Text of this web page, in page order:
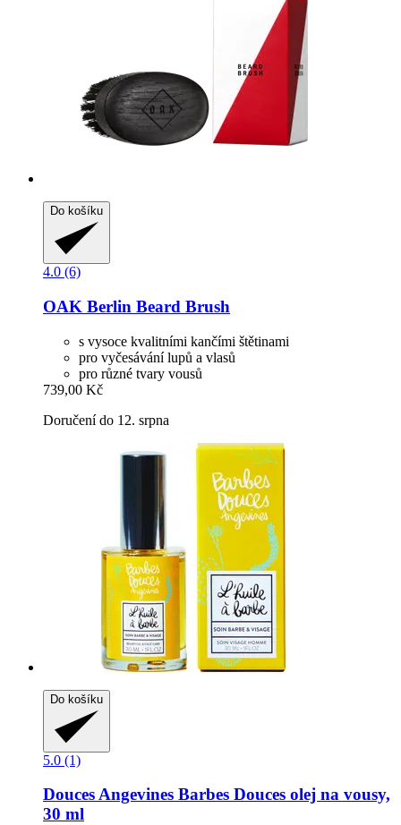
Do košíku
4.0 (6)
OAK Berlin Beard Brush
s vysoce kvalitními kančími štětinami
pro vyčesávání lupů a vlasů
pro různé tvary vousů
739,00 Kč
Doručení do 12. srpna
Do košíku
5.0 (1)
Douces Angevines Barbes Douces olej na vousy,
30 ml